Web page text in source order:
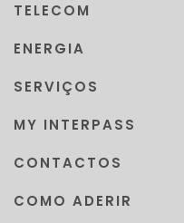
TELECOM
ENERGIA
SERVIÇOS
MY INTERPASS
CONTACTOS
COMO ADERIR